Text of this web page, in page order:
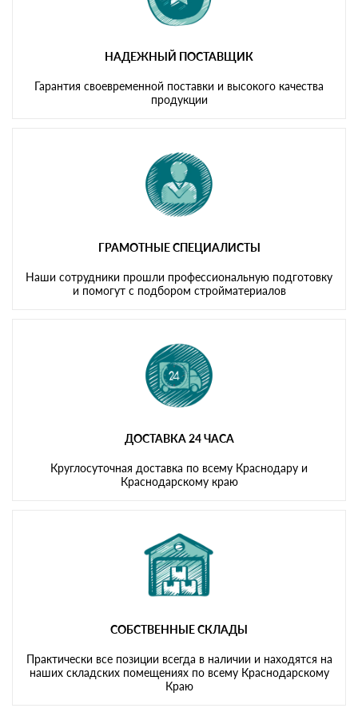
НАДЕЖНЫЙ ПОСТАВЩИК
Гарантия своевременной поставки и высокого качества
продукции
ГРАМОТНЫЕ СПЕЦИАЛИСТЫ
Наши сотрудники прошли профессиональную подготовку
и помогут с подбором стройматериалов
ДОСТАВКА 24 ЧАСА
Круглосуточная доставка по всему Краснодару и
Краснодарскому краю
СОБСТВЕННЫЕ СКЛАДЫ
Практически все позиции всегда в наличии и находятся на
наших складских помещениях по всему Краснодарскому
Краю